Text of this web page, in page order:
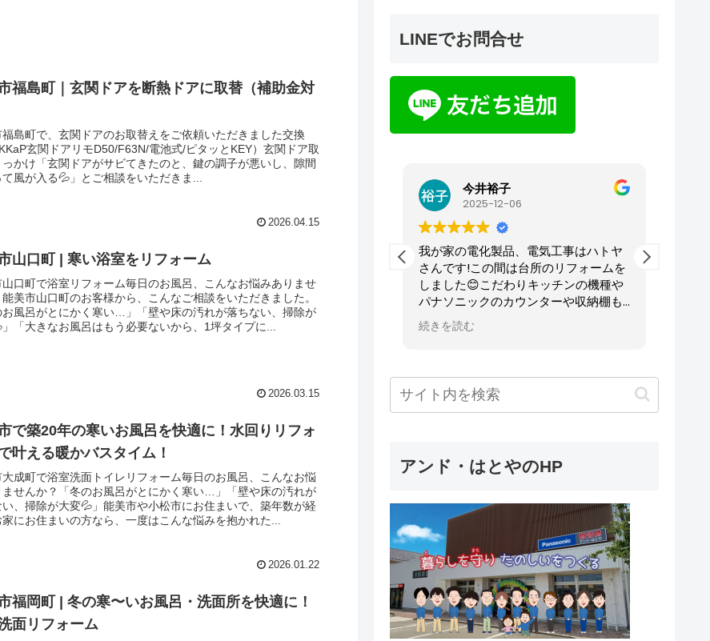
福島町｜玄関ドアを断熱ドアに取替（補助金対
福島町で、玄関ドアのお取替えをご依頼いただきました交換
玄関ドアリモD50/F63N/電池式/ピタッとKEY）玄関ドア取
かけ「玄関ドアがサビてきたのと、鍵の調子が悪いし、隙間
て風が入る💦」とご相談をいただきま...
2026.04.15
山口町 | 寒い浴室をリフォーム
山口町で浴室リフォーム毎日のお風呂、こんなお悩みありませ
能美市山口町のお客様から、こんなご相談をいただきました。
お風呂がとにかく寒い…」「壁や床の汚れが落ちない、掃除が
「大きなお風呂はもう必要ないから、1坪タイプに...
2026.03.15
で築20年の寒いお風呂を快適に！水回りリフォ
叶える暖かバスタイム！
大成町で浴室洗面トイレリフォーム毎日のお風呂、こんなお悩
ませんか？「冬のお風呂がとにかく寒い…」「壁や床の汚れが
い、掃除が大変💦」能美市や小松市にお住まいで、築年数が経
家にお住まいの方なら、一度はこんな悩みを抱かれた...
2026.01.22
福岡町 | 冬の寒〜いお風呂・洗面所を快適に！
面リフォーム
LINEでお問合せ
急にボイラーが壊れました。年末でい
くつか業者あたりましたがなかなか見
つからなかった時、またまたチラシで
見たアンド・はとやさん電話したとこ
ろすぐに対応しますとの事でその日の
うちに見に来てもらい作業者のかたが
あった時も迷わずアンド・はとやさん
にお願いしようと思います。
続きを読む
今井裕子
2025-12-06
我が家の電化製品、電気工事はハトヤ
さんです!この間は台所のリフォームを
しました😊こだわりキッチンの機種や
パナソニックのカウンターや収納棚も
１日の工事で出来上がりました!
その間の対応も早く、いつもながら丁
やっぱり信用と安心はアンド・はとや
さんです!
続きを読む
アンド・はとやのHP